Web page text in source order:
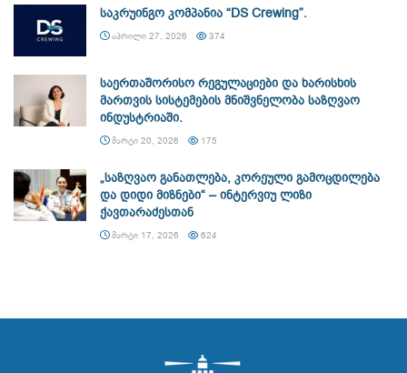
საკრუინგო კომპანია “DS Crewing”.
ᲐᲞᲠᲘᲚᲘ 27, 2026 374
საერთაშორისო რეგულაციები და ხარისხის
მართვის სისტემების მნიშვნელობა საზღვაო
ინდუსტრიაში.
ᲛᲐᲠᲢᲘ 20, 2026 175
„საზღვაო განათლება, კორეული გამოცდილება
და დიდი მიზნები“ – ინტერვიუ ლიზი
ქავთარაძესთან
ᲛᲐᲠᲢᲘ 17, 2026 624